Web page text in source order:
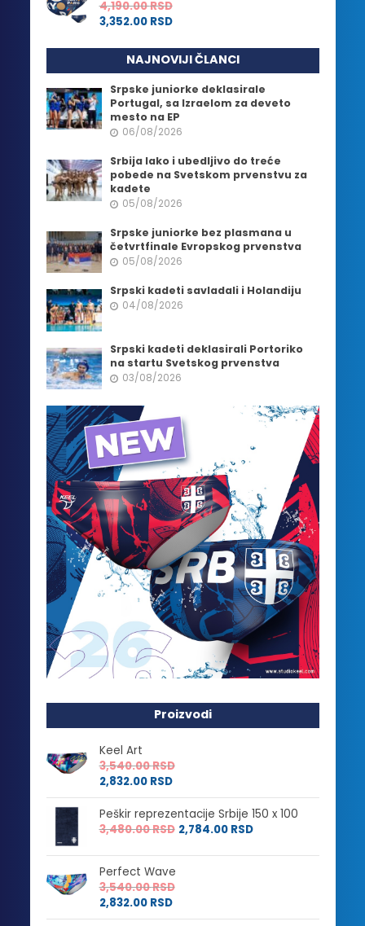
4,190.00RSD
3,352.00 RSD
NAJNOVIJI ČLANCI
Srpske juniorke deklasirale
Portugal, sa Izraelom za deveto
mesto na EP
06/08/2026
Srbija lako i ubedljivo do treće
pobede na Svetskom prvenstvu za
kadete
05/08/2026
Srpske juniorke bez plasmana u
četvrtfinale Evropskog prvenstva
05/08/2026
Srpski kadeti savladali i Holandiju
04/08/2026
Srpski kadeti deklasirali Portoriko
na startu Svetskog prvenstva
03/08/2026
Proizvodi
Keel Art
3,540.00RSD
2,832.00 RSD
Peškir reprezentacije Srbije 150 x 100
3,480.00RSD 2,784.00 RSD
Perfect Wave
3,540.00RSD
2,832.00 RSD